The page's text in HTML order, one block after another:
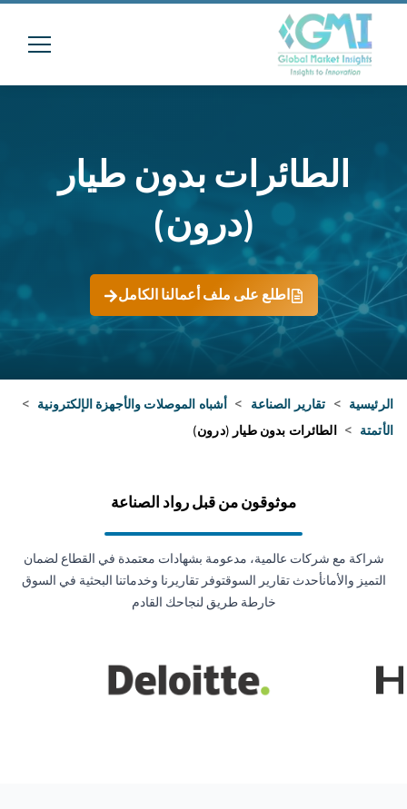
الطائرات بدون طيار
(درون)
اطلع على ملف أعمالنا الكامل
الرئيسية > تقارير الصناعة > أشباه الموصلات والأجهزة الإلكترونية >
الأتمتة > الطائرات بدون طيار (درون)
موثوقون من قبل رواد الصناعة
شراكة مع شركات عالمية، مدعومة بشهادات معتمدة في القطاع لضمان
التميز والأمانأحدث تقارير السوقتوفر تقاريرنا وخدماتنا البحثية في السوق
خارطة طريق لنجاحك القادم